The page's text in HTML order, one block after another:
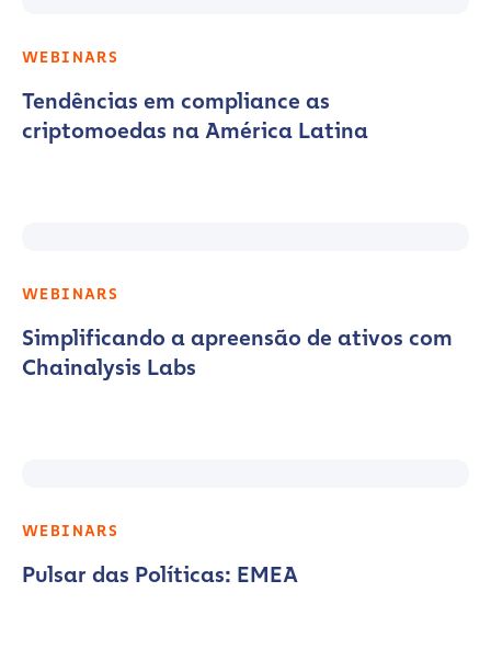
WEBINARS
Tendências em compliance as
criptomoedas na América Latina
WEBINARS
Simplificando a apreensão de ativos com
Chainalysis Labs
WEBINARS
Pulsar das Políticas: EMEA